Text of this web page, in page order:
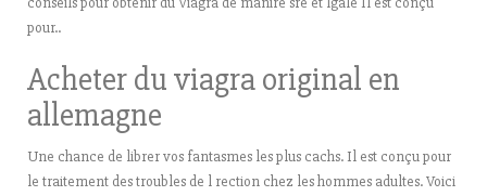
pour..
Acheter du viagra original en
allemagne
Une chance de librer vos fantasmes les plus cachs. Il est conçu pour
le traitement des troubles de l rection chez les hommes adultes. Voici